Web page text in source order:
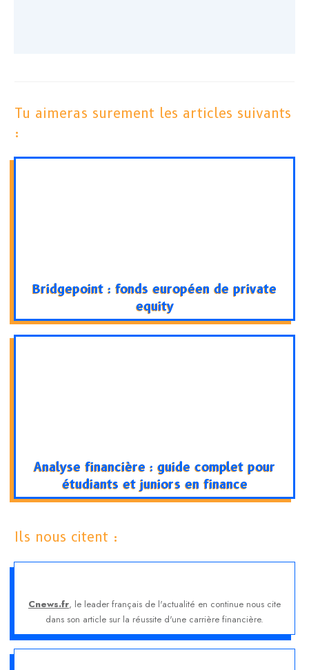
Tu aimeras surement les articles suivants
:
Bridgepoint : fonds européen de private
equity
Analyse financière : guide complet pour
étudiants et juniors en finance
Ils nous citent :
Cnews.fr, le leader français de l'actualité en continue nous cite
dans son article sur la réussite d'une carrière financière.